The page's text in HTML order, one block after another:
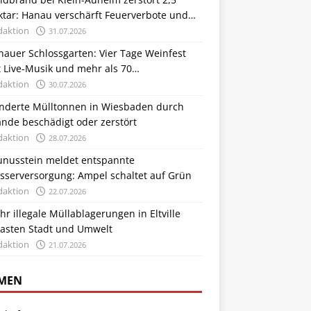
Hanau verschärft Feuerverbote und
31.07.2026
Schlossgarten: Vier Tage Weinfest
Live-Musik und mehr als 70
30.07.2026
Mülltonnen in Wiesbaden durch
beschädigt oder zerstört
28.07.2026
meldet entspannte
Ampel schaltet auf Grün
22.07.2026
illegale Müllablagerungen in Eltville
Stadt und Umwelt
21.07.2026